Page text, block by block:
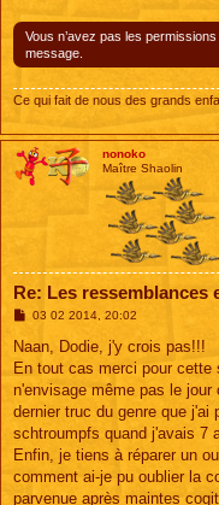
e
Vous n’avez pas les
message.
Ce qui fait de nous des grands
nonoko
Maître Shaolin
Re: Les ressemblances
M
s
a
g
03 02 2014, 20:02
Naan, Dodie, j'y crois pas!!!
En tout cas merci pour
n'envisage même pas le
dernier truc du genre que
schtroumpfs quand j'avais 7
Enfin, je tiens à réparer un
comment ai-je pu oublier la
parvenue après maintes